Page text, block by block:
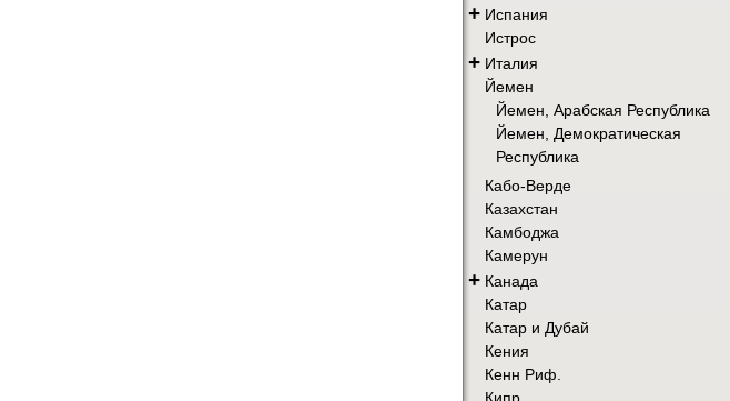
+ Испания
Истрос
+ Италия
Йемен
Йемен, Арабская Республика
Йемен, Демократическая
Республика
Кабо-Верде
Казахстан
Камбоджа
Камерун
+ Канада
Катар
Катар и Дубай
Кения
Кенн Риф.